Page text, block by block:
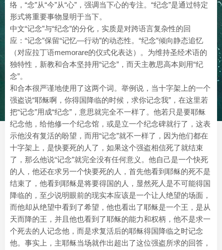
络，“念”从“今”从“心”，强调当下心的专注。“纪念”是通过特定
形式将重要事物显明于当下。
中文“记念”与“纪念”的分化，实质是对跨语言复杂性的回
应：“记念”保留“记忆—行动”的动态性。“纪念”倾向静态追忆
（对应拉丁语memorare的仪式化表达）。为维持圣经术语的
独特性，新教和合本坚持用“记念”，而天主教思高本则用“纪
念”。
和合本很严谨地使用了这两个词。举例说，当十字架上的一个
强盗说“耶稣啊，你得国降临的时候，求你记念我”，在这里若
把“记念”用成“纪念”，意思就完全不一样了。他若只是要耶稣
纪念他，给他修一个纪念馆，或是立一个纪念碑就行了，这表
示他没有复活的盼望，而用“记念”就不一样了，因为他们都在
十字架上，是快要死的人了，如果这个强盗相信死了就结束
了，那么他说“记念”就完全没有任何意义。他自己是一个快死
的人，他还在求另一个快要死的人，首先他看到耶稣的死不是
结束了，他看到耶稣是将要得国的人，显然死人是不可能得国
降临的，至少说明眼前的现实本应该是一个让人绝望的场面，
而他却从绝望中看到了希望，他也看出了耶稣是一个王，是从
天而降的王，并且他也看到了耶稣的能力和权柄，他不是求一
个死去的人记念他，而是求复活后的耶稣得国降临之时记念
他。事实上，主耶稣当场就作出超出了这位强盗所求的回答，